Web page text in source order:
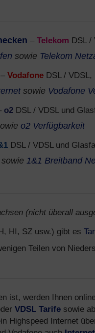
– Telekom DSL /
sowie Telekom
– Vodafone DSL / VDSL,
sowie Vodafone
o2 DSL / VDSL und
o2 Verfügbarkeit
DSL / VDSL und
1&1 Breitband
(nicht überall
HI, SZ usw.) gibt es
Teilen von
ist, werden Ihnen
VDSL Tarife sowie
Highspeed Internet